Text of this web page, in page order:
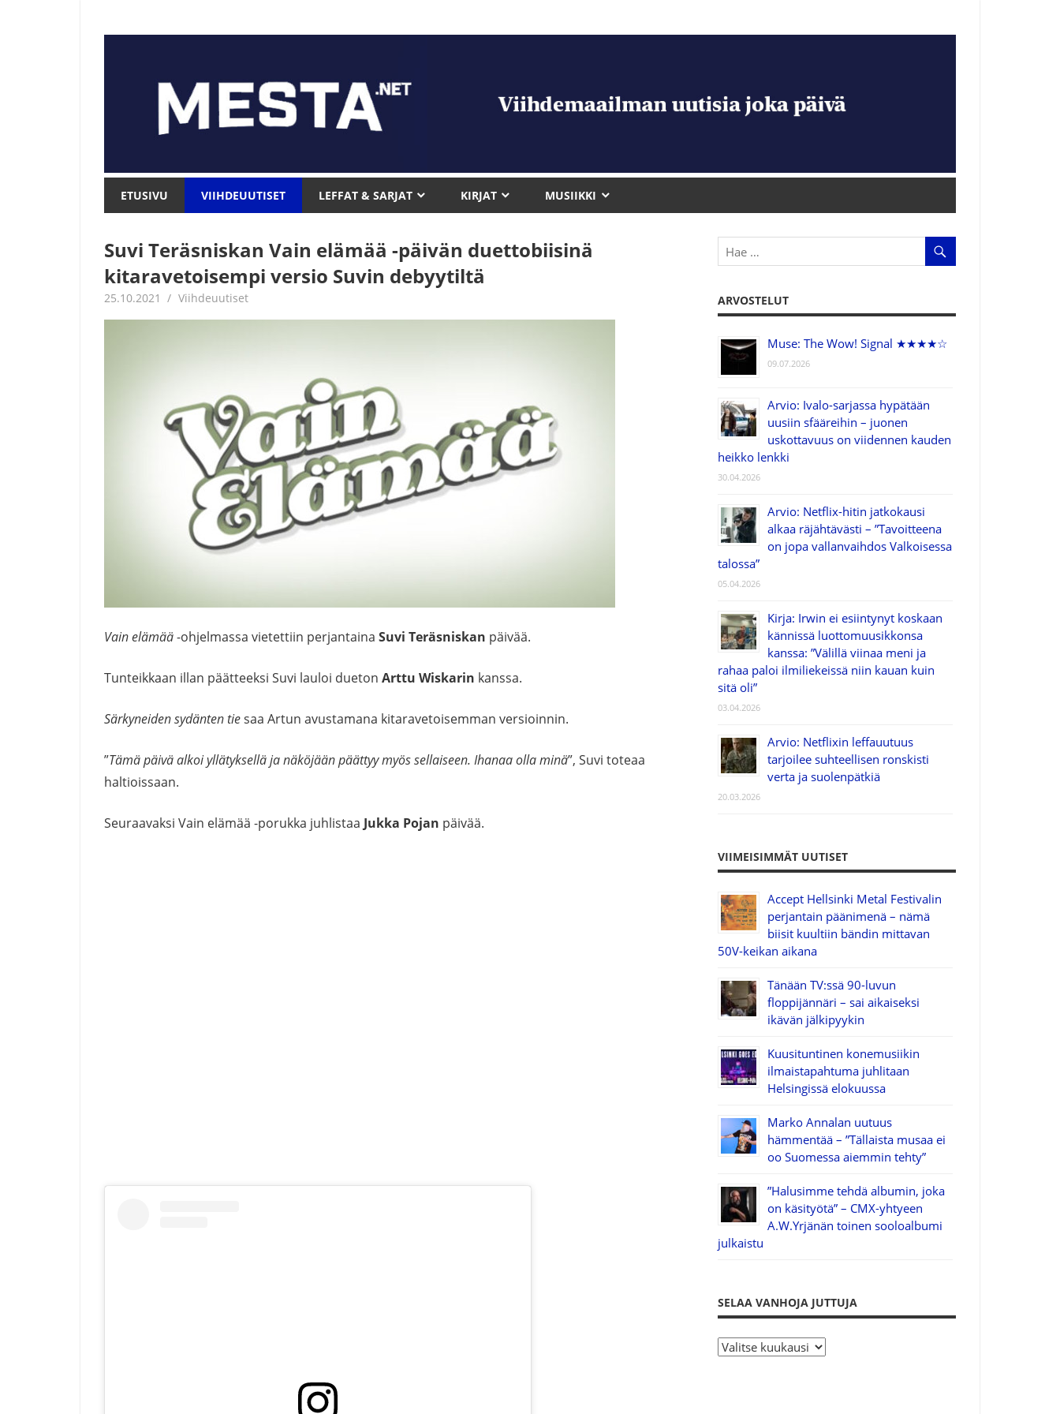
Mesta.net
ETUSIVU VIIHDEUUTISET LEFFAT & SARJAT KIRJAT MUSIIKKI
Suvi Teräsniskan Vain elämää -päivän duettobiisinä
kitaravetoisempi versio Suvin debyytiltä
25.10.2021 Juha Kaunisto
Viihdeuutiset
Vain elämää-ohjelmassa vietettiin perjantaina Suvi Teräsniskan päivää.
Tunteikkaan illan päätteeksi Suvi lauloi dueton Arttu Wiskarin kanssa.
Särkyneiden sydänten tiesaa Artun avustamana kitaravetoisemman versioinnin.
”Tämä päivä alkoi yllätyksellä ja näköjään päättyy myös sellaiseen. Ihanaa olla minä”, Suvi toteaa
haltioissaan.
Seuraavaksi Vain elämää -porukka juhlistaa Jukka Pojan päivää.
ARVOSTELUT
Muse: The Wow! Signal ★★★★☆
09.07.2026
Arvio: Ivalo-sarjassa hypätään
uusiin sfääreihin – juonen
uskottavuus on viidennen kauden
heikko lenkki
30.04.2026
Arvio: Netflix-hitin jatkokausi
alkaa räjähtävästi – ”Tavoitteena
on jopa vallanvaihdos Valkoisessa
talossa”
05.04.2026
Kirja: Irwin ei esiintynyt koskaan
kännissä luottomuusikkonsa
kanssa: ”Välillä viinaa meni ja
rahaa paloi ilmiliekeissä niin kauan kuin
sitä oli”
03.04.2026
Arvio: Netflixin leffauutuus
tarjoilee suhteellisen ronskisti
verta ja suolenpätkiä
20.03.2026
VIIMEISIMMÄT UUTISET
Accept Hellsinki Metal Festivalin
perjantain päänimenä – nämä
biisit kuultiin bändin mittavan
50V-keikan aikana
Tänään TV:ssä 90-luvun
floppijännäri – sai aikaiseksi
ikävän jälkipyykin
Kuusituntinen konemusiikin
ilmaistapahtuma juhlitaan
Helsingissä elokuussa
Marko Annalan uutuus
hämmentää – ”Tällaista musaa ei
oo Suomessa aiemmin tehty”
”Halusimme tehdä albumin, joka
on käsityötä” – CMX-yhtyeen
A.W.Yrjänän toinen sooloalbumi
julkaistu
SELAA VANHOJA JUTTUJA
S